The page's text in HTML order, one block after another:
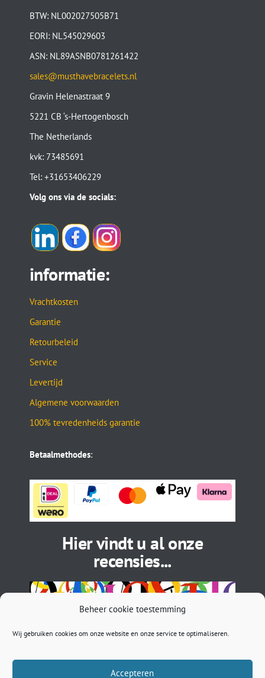
Beheer cookie toestemming
Wij gebruiken cookies om onze website en onze service te optimaliseren.
Accepteren
BTW: NL002027505B71
EORI: NL545029603
ASN: NL89ASNB0781261422
sales@musthavebracelets.nl
Gravin Helenastraat 9
5221 CB ‘s-Hertogenbosch
The Netherlands
kvk: 73485691
Tel: +31653406229
Volg ons via de socials:
informatie:
Vrachtkosten
Garantie
Retourbeleid
Service
Levertijd
Algemene voorwaarden
100% tevredenheids garantie
Betaalmethodes:
Hier vindt u al onze
recensies...